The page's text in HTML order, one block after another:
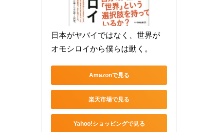
日本がヤバイではなく、世界が
オモシロイから僕らは動く。
Amazonで見る
楽天市場で見る
Yahoo!ショッピングで見る